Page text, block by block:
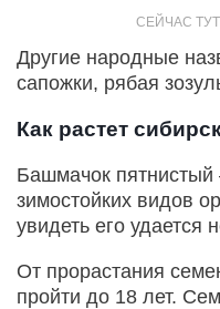
Другие народные
сапожки, рябая
Как растет
Башмачок
зимостойких видов
увидеть его удается
От прорастания
пройти до 18 лет.